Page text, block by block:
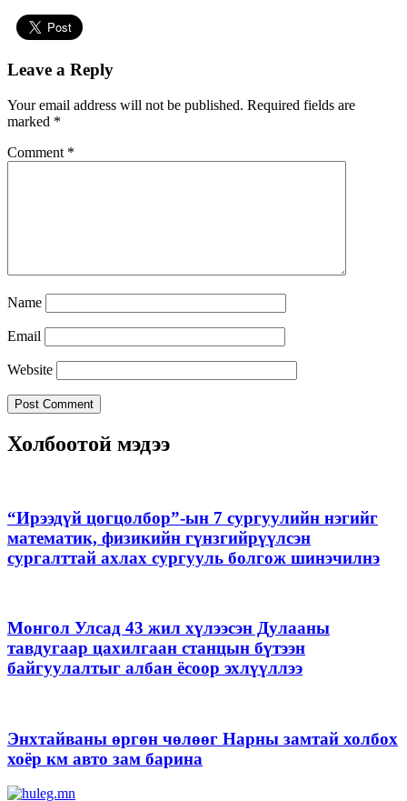
Leave a Reply
Your email address will not be published. Required fields are
marked *
Comment *
Name
Email
Website
Холбоотой мэдээ
“Ирээдүй цогцолбор”-ын 7 сургуулийн нэгийг
математик, физикийн гүнзгийрүүлсэн
сургалттай ахлах сургууль болгож шинэчилнэ
Монгол Улсад 43 жил хүлээсэн Дулааны
тавдугаар цахилгаан станцын бүтээн
байгуулалтыг албан ёсоор эхлүүллээ
Энхтайваны өргөн чөлөөг Нарны замтай холбох
хоёр км авто зам барина